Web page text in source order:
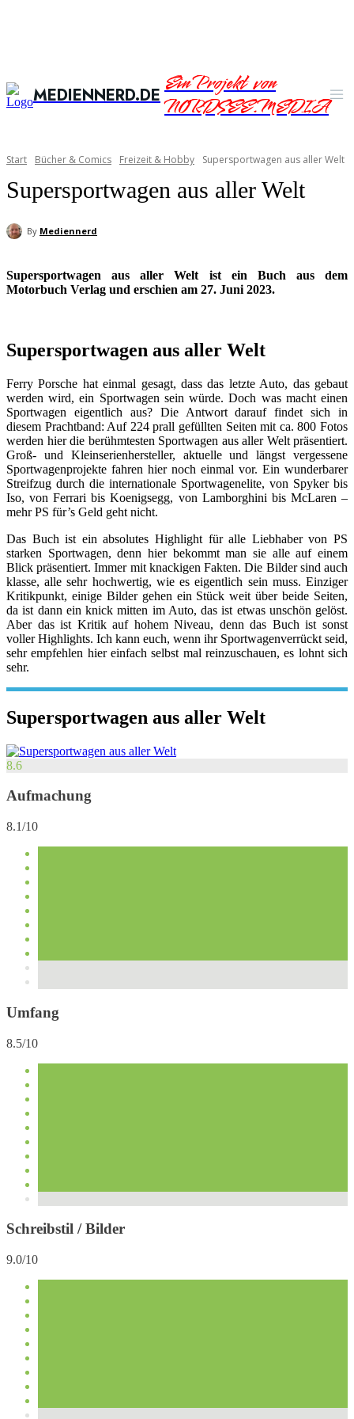
MEDIENNERD.DEEin Projekt von
NORDSEE.MEDIA
Start Bücher & Comics Freizeit & Hobby Supersportwagen aus aller Welt
Supersportwagen aus aller Welt
By Mediennerd
Supersportwagen aus aller Welt ist ein Buch aus dem
Motorbuch Verlag und erschien am 27. Juni 2023.
Supersportwagen aus aller Welt
Ferry Porsche hat einmal gesagt, dass das letzte Auto, das gebaut
werden wird, ein Sportwagen sein würde. Doch was macht einen
Sportwagen eigentlich aus? Die Antwort darauf findet sich in
diesem Prachtband: Auf 224 prall gefüllten Seiten mit ca. 800 Fotos
werden hier die berühmtesten Sportwagen aus aller Welt präsentiert.
Groß- und Kleinserienhersteller, aktuelle und längst vergessene
Sportwagenprojekte fahren hier noch einmal vor. Ein wunderbarer
Streifzug durch die internationale Sportwagenelite, von Spyker bis
Iso, von Ferrari bis Koenigsegg, von Lamborghini bis McLaren –
mehr PS für’s Geld geht nicht.
Das Buch ist ein absolutes Highlight für alle Liebhaber von PS
starken Sportwagen, denn hier bekommt man sie alle auf einem
Blick präsentiert. Immer mit knackigen Fakten. Die Bilder sind auch
klasse, alle sehr hochwertig, wie es eigentlich sein muss. Einziger
Kritikpunkt, einige Bilder gehen ein Stück weit über beide Seiten,
da ist dann ein knick mitten im Auto, das ist etwas unschön gelöst.
Aber das ist Kritik auf hohem Niveau, denn das Buch ist sonst
voller Highlights. Ich kann euch, wenn ihr Sportwagenverrückt seid,
sehr empfehlen hier einfach selbst mal reinzuschauen, es lohnt sich
sehr.
Supersportwagen aus aller Welt
8.6
Aufmachung
8.1/10
Umfang
8.5/10
Schreibstil / Bilder
9.0/10